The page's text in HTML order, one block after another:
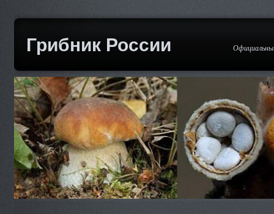
Грибник России